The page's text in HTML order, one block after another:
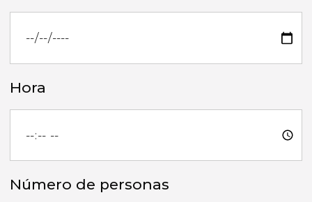
Hora
Número de personas